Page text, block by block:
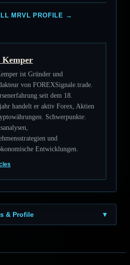
MRVL PROFILE →
ist Gründer und
von FOREXSignale.trade.
seit dem 18.
handelt er aktiv Forex, Aktien
Schwerpunkte:
und
Entwicklungen.
& Profile ▼